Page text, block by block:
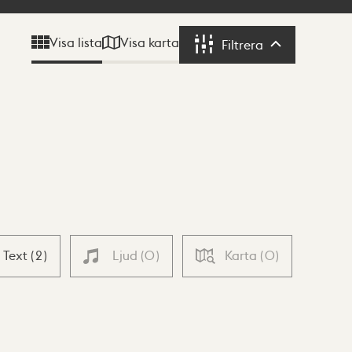
Visa lista Visa karta Filtrera Filtrera
Text (2) Ljud (0) Karta (0)